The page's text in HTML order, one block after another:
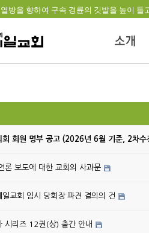
열방을 향하여 구속 경륜의 깃발을 높이 들
회 회원 명부 공고 (2026년 6월 기준, 2차수
론 보도에 대한 교회의 사과문
일교회 임시 당회장 파견 결의의 건
시리즈 12권(상) 출간 안내